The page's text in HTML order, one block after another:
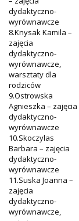
dydaktyczno-
wyrównawcze
8.Knysak Kamila –
zajęcia
dydaktyczno-
wyrównawcze,
warsztaty dla
rodziców
9.Ostrowska
Agnieszka – zajęcia
dydaktyczno-
wyrównawcze
10.Skoczylas
Barbara – zajęcia
dydaktyczno-
wyrównawcze
11.Suska Joanna –
zajęcia
dydaktyczno-
wyrównawcze,